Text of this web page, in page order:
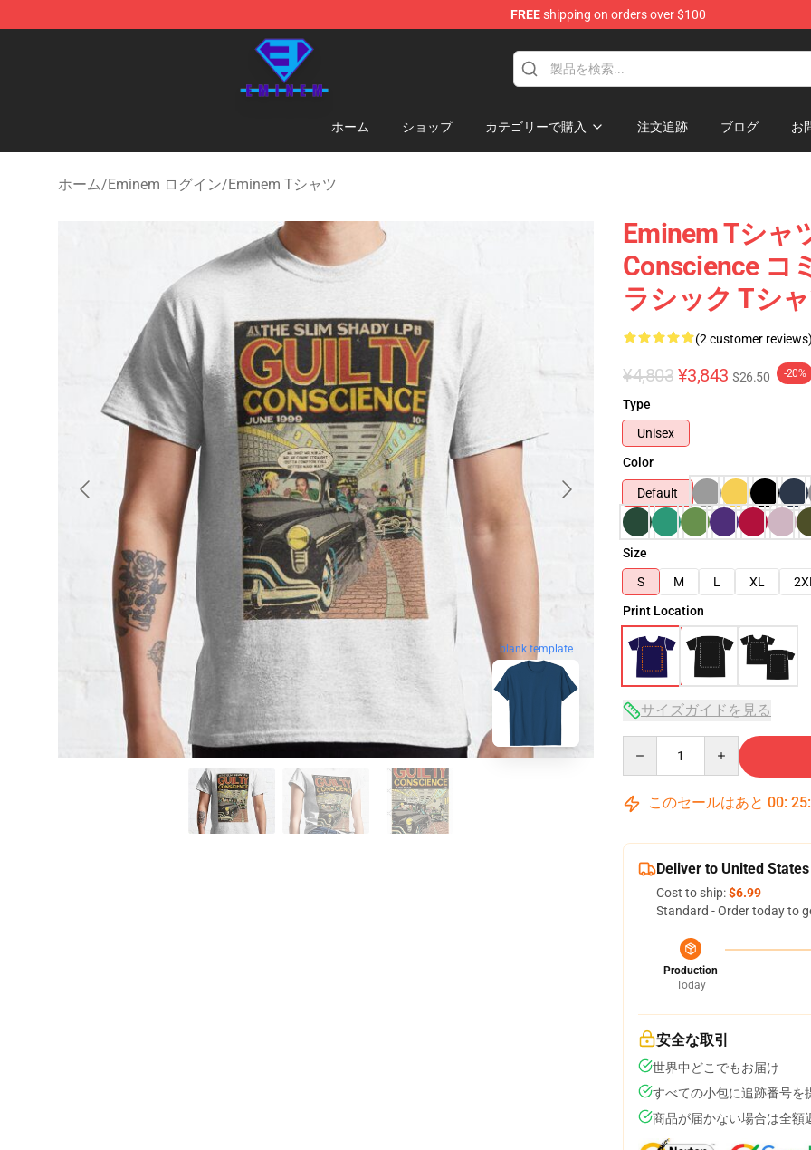
FREEshipping on orders over $100
Eminem Store - Official Eminem Merchandise Shop
ホーム ショップ カテゴリーで購入 注文追跡 ブログ お
ホーム/Eminem ログイン/Eminem Tシャツ
blank template
Eminem Tシャ
Conscience コ
ラシック Tシ
(2 customer reviews)
¥4,803 ¥3,843 $26.50 -20%
Type
Unisex
Color
Default
Size
S
M L XL 2XL
Print Location
サイズガイドを見る
このセールはあと 00: 25:
Deliver to United States
Cost to ship:$6.99
Standard - Order today to
Production
Today
安全な取引
世界中どこでもお届け
すべての小包に追跡番号を
商品が届かない場合は全額